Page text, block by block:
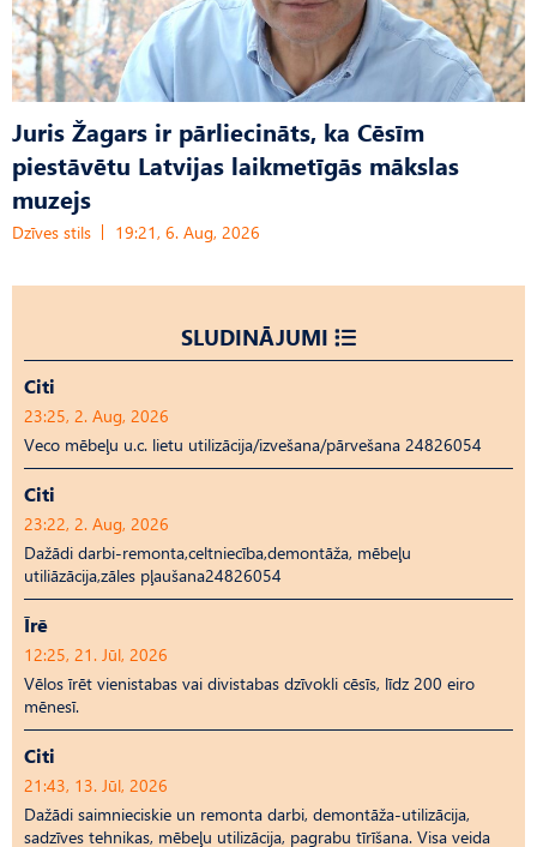
Juris Žagars ir pārliecināts, ka Cēsīm
piestāvētu Latvijas laikmetīgās mākslas
muzejs
Dzīves stils 19:21, 6. Aug, 2026
SLUDINĀJUMI
Citi
23:25, 2. Aug, 2026
Veco mēbeļu u.c. lietu utilizācija/izvešana/pārvešana 24826054
Citi
23:22, 2. Aug, 2026
Dažādi darbi-remonta,celtniecība,demontāža, mēbeļu
utiliāzācija,zāles pļaušana24826054
Īrē
12:25, 21. Jūl, 2026
Vēlos īrēt vienistabas vai divistabas dzīvokli cēsīs, līdz 200 eiro
mēnesī.
Citi
21:43, 13. Jūl, 2026
Dažādi saimnieciskie un remonta darbi, demontāža-utilizācija,
sadzīves tehnikas, mēbeļu utilizācija, pagrabu tīrīšana. Visa veida